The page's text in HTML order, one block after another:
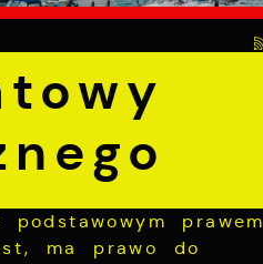
prawem
ma prawo do